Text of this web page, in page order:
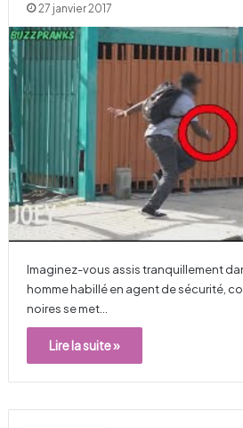
27 janvier 2017
Imaginez-vous assis tranquillement
homme habillé en agent de sécurité,
noires se met…
Lire la suite »